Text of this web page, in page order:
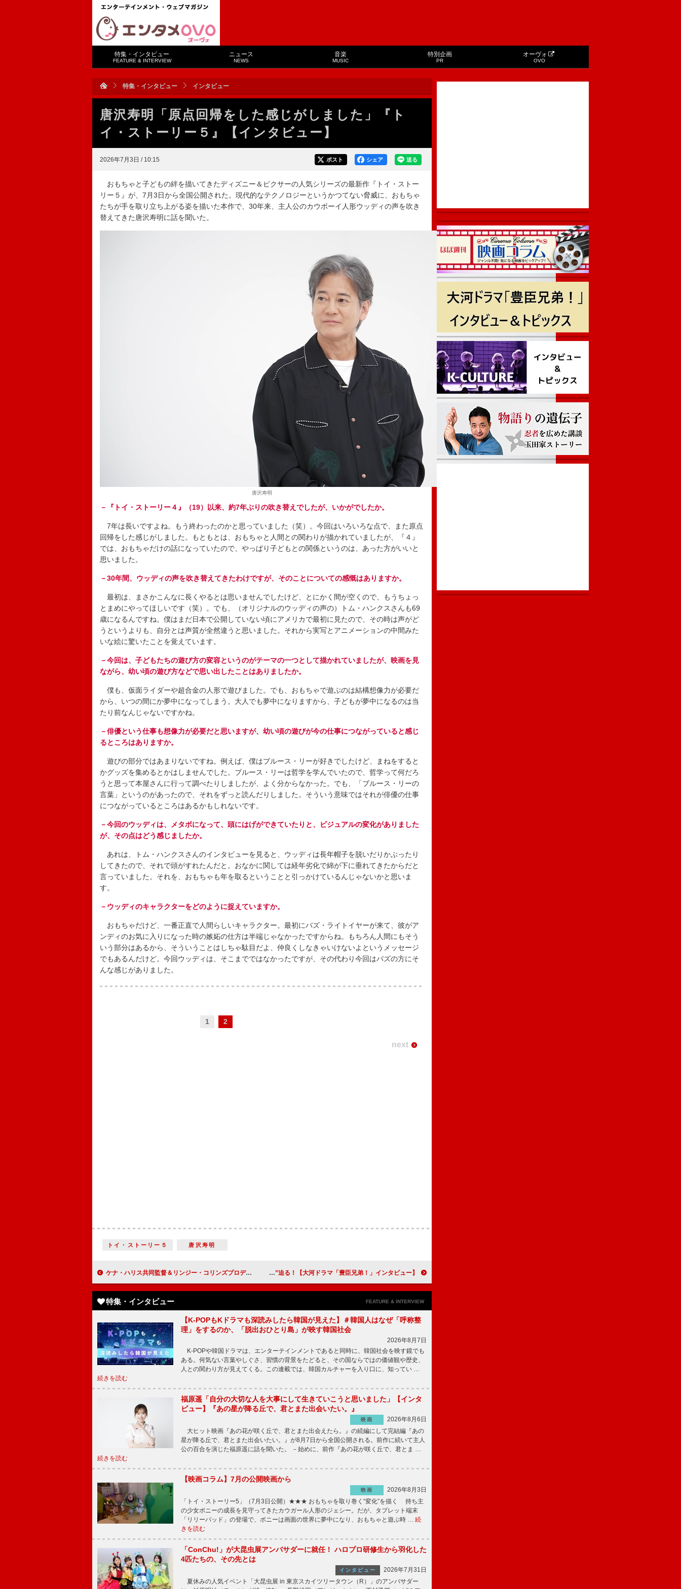
特集・インタビュー
FEATURE & INTERVIEW
ニュース
NEWS
音楽
MUSIC
特別企画
PR
オーヴォ
OVO
特集・インタビュー インタビュー
唐沢寿明「原点回帰をした感じがしました」『ト
イ・ストーリー５』【インタビュー】
2026年7月3日 / 10:15 送る
シェア
ポスト
おもちゃと子どもの絆を描いてきたディズニー＆ピクサーの人気シリーズの最新作『トイ・ストー
リー５』が、7月3日から全国公開された。現代的なテクノロジーというかつてない脅威に、おもちゃ
たちが手を取り立ち上がる姿を描いた本作で、30年来、主人公のカウボーイ人形ウッディの声を吹き
替えてきた唐沢寿明に話を聞いた。
唐沢寿明
－『トイ・ストーリー４』（19）以来、約7年ぶりの吹き替えでしたが、いかがでしたか。
7年は長いですよね。もう終わったのかと思っていました（笑）。今回はいろいろな点で、また原点
回帰をした感じがしました。もともとは、おもちゃと人間との関わりが描かれていましたが、『４』
では、おもちゃだけの話になっていたので、やっぱり子どもとの関係というのは、あった方がいいと
思いました。
－30年間、ウッディの声を吹き替えてきたわけですが、そのことについての感慨はありますか。
最初は、まさかこんなに長くやるとは思いませんでしたけど、とにかく間が空くので、もうちょっ
とまめにやってほしいです（笑）。でも、（オリジナルのウッディの声の）トム・ハンクスさんも69
歳になるんですね。僕はまだ日本で公開していない頃にアメリカで最初に見たので、その時は声がど
うというよりも、自分とは声質が全然違うと思いました。それから実写とアニメーションの中間みた
いな絵に驚いたことを覚えています。
－今回は、子どもたちの遊び方の変容というのがテーマの一つとして描かれていましたが、映画を見
ながら、幼い頃の遊び方などで思い出したことはありましたか。
僕も、仮面ライダーや超合金の人形で遊びました。でも、おもちゃで遊ぶのは結構想像力が必要だ
から、いつの間にか夢中になってしまう。大人でも夢中になりますから、子どもが夢中になるのは当
たり前なんじゃないですかね。
－俳優という仕事も想像力が必要だと思いますが、幼い頃の遊びが今の仕事につながっていると感じ
るところはありますか。
遊びの部分ではあまりないですね。例えば、僕はブルース・リーが好きでしたけど、まねをすると
かグッズを集めるとかはしませんでした。ブルース・リーは哲学を学んでいたので、哲学って何だろ
うと思って本屋さんに行って調べたりしましたが、よく分からなかった。でも、「ブルース・リーの
言葉」というのがあったので、それをずっと読んだりしました。そういう意味ではそれが俳優の仕事
につながっているところはあるかもしれないです。
－今回のウッディは、メタボになって、頭にはげができていたりと、ビジュアルの変化がありました
が、その点はどう感じましたか。
あれは、トム・ハンクスさんのインタビューを見ると、ウッディは長年帽子を脱いだりかぶったり
してきたので、それで頭がすれたんだと。おなかに関しては経年劣化で綿が下に垂れてきたからだと
言っていました。それを、おもちゃも年を取るということと引っかけているんじゃないかと思いま
す。
－ウッディのキャラクターをどのように捉えていますか。
おもちゃだけど、一番正直で人間らしいキャラクター。最初にバズ・ライトイヤーが来て、彼がア
ンディのお気に入りになった時の嫉妬の仕方は半端じゃなかったですからね。もちろん人間にもそう
いう部分はあるから、そういうことはしちゃ駄目だよ、仲良くしなきゃいけないよというメッセージ
でもあるんだけど。今回ウッディは、そこまでではなかったですが、その代わり今回はバズの方にそ
んな感じがありました。
1 2
next
トイ・ストーリー５ 唐沢寿明
ケナ・ハリス共同監督＆リンジー・コリンズプロデューサー「おもちゃたちがデバイスのことをどう思うのかという視点がとても面白い」『トイ・ストーリー5』【インタビュー】 小栗旬「織田信長は、気づいたら“破壊神”になっていた」“本能寺の変”迫る！【大河ドラマ「豊臣兄弟！」インタビュー】
特集・インタビュー FEATURE & INTERVIEW
【K-POPもKドラマも深読みしたら韓国が見えた】＃韓国人はなぜ「呼称整
理」をするのか、「脱出おひとり島」が映す韓国社会
2026年8月7日
K-POPや韓国ドラマは、エンターテインメントであると同時に、韓国社会を映す鏡でも
ある。何気ない言葉やしぐさ、習慣の背景をたどると、その国ならではの価値観や歴史、
人との関わり方が見えてくる。この連載では、韓国カルチャーを入り口に、知ってい …
続きを読む
福原遥「自分の大切な人を大事にして生きていこうと思いました」【インタ
ビュー】『あの星が降る丘で、君とまた出会いたい。』
映画
2026年8月6日
大ヒット映画『あの花が咲く丘で、君とまた出会えたら。』の続編にして完結編『あの
星が降る丘で、君とまた出会いたい。』が8月7日から全国公開される。前作に続いて主人
公の百合を演じた福原遥に話を聞いた。 －始めに、前作『あの花が咲く丘で、君とま …
続きを読む
【映画コラム】7月の公開映画から
映画
2026年8月3日
「トイ・ストーリー5」（7月3日公開）★★★ おもちゃを取り巻く“変化”を描く 持ち主
の少女ボニーの成長を見守ってきたカウガール人形のジェシー。だが、タブレット端末
「リリーパッド」の登場で、ボニーは画面の世界に夢中になり、おもちゃと遊ぶ時 … 続
きを読む
「ConChu!」が大昆虫展アンバサダーに就任！ ハロプロ研修生から羽化した
4匹たちの、その先とは
インタビュー
2026年7月31日
夏休みの人気イベント「大昆虫展 in 東京スカイツリータウン（R）」のアンバサダー